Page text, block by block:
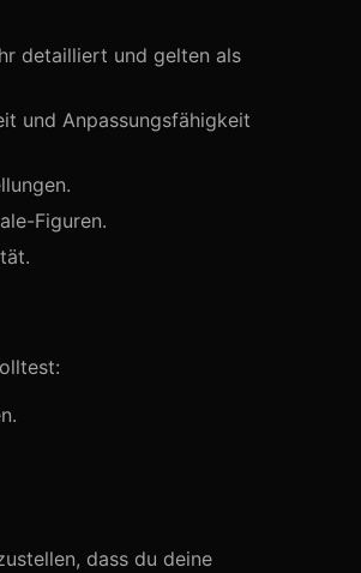
detailliert und gelten als
und Anpassungsfähigkeit
Figuren.
dass du deine